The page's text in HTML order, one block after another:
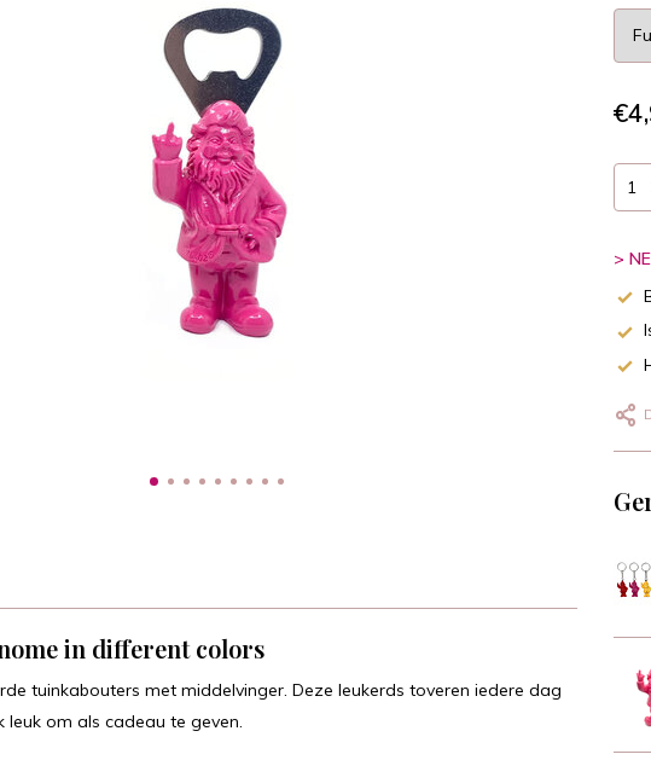
in different colors
tuinkabouters met middelvinger. Deze leukerds toveren iedere dag
om als cadeau te geven.
>